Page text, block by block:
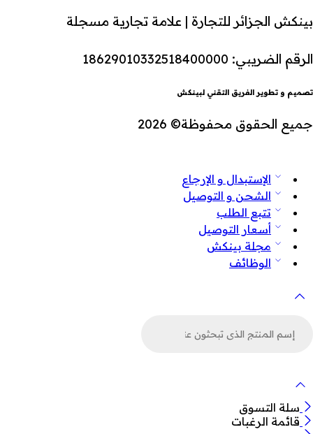
بينكش الجزائر للتجارة | علامة تجارية مسجلة
الرقم الضريبي: 18629010332518400000
تصميم و تطوير الفريق التقني لبينكش
جميع الحقوق محفوظة© 2026
الإستبدال و الإرجاع
الشحن و التوصيل
تتبع الطلب
أسعار التوصيل
مجلة بينكش
الوظائف
سلة التسوق
قائمة الرغبات